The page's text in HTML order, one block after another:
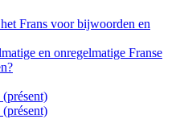
Frans voor bijwoorden en
en onregelmatige Franse